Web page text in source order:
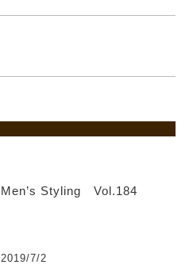
Men’s Styling Vol.184
2019/7/2